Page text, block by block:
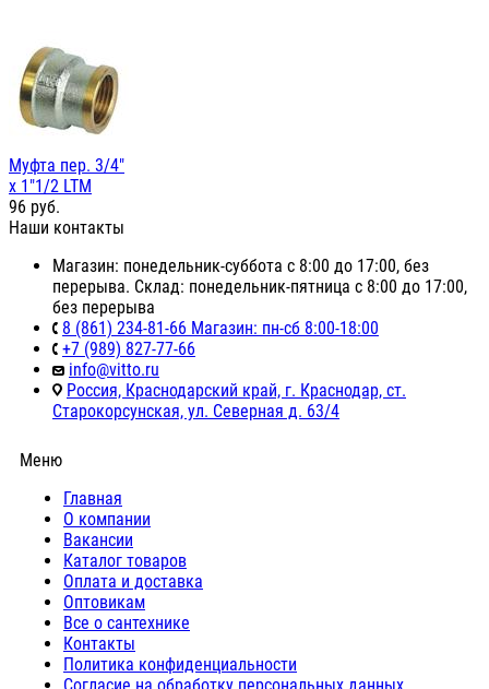
Муфта пер. 3/4"
х 1"1/2 LTM
96 руб.
Наши контакты
Магазин: понедельник-суббота с 8:00 до 17:00, без
перерыва. Склад: понедельник-пятница с 8:00 до 17:00,
без перерыва
8 (861) 234-81-66 Магазин: пн-сб 8:00-18:00
+7 (989) 827-77-66
info@vitto.ru
Россия, Краснодарский край, г. Краснодар, ст.
Старокорсунская, ул. Северная д. 63/4
Меню
Главная
О компании
Вакансии
Каталог товаров
Оплата и доставка
Оптовикам
Все о сантехнике
Контакты
Политика конфиденциальности